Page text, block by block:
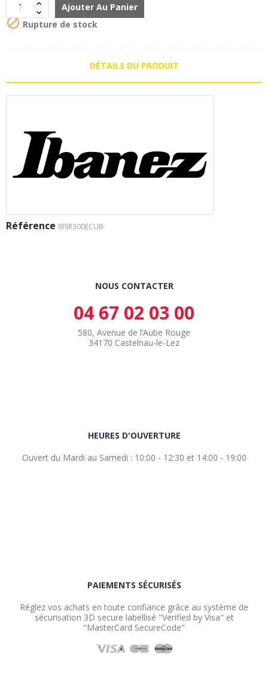
Ajouter Au Panier
 Rupture de stock
DÉTAILS DU PRODUIT
Référence IBSR300ECUB
NOUS CONTACTER
04 67 02 03 00
580, Avenue de l’Aube Rouge
34170 Castelnau-le-Lez
HEURES D'OUVERTURE
Ouvert du Mardi au Samedi : 10:00 - 12:30 et 14:00 - 19:00
PAIEMENTS SÉCURISÉS
Réglez vos achats en toute confiance grâce au système de
sécurisation 3D secure labellisé "Verified by Visa" et
"MasterCard SecureCode"